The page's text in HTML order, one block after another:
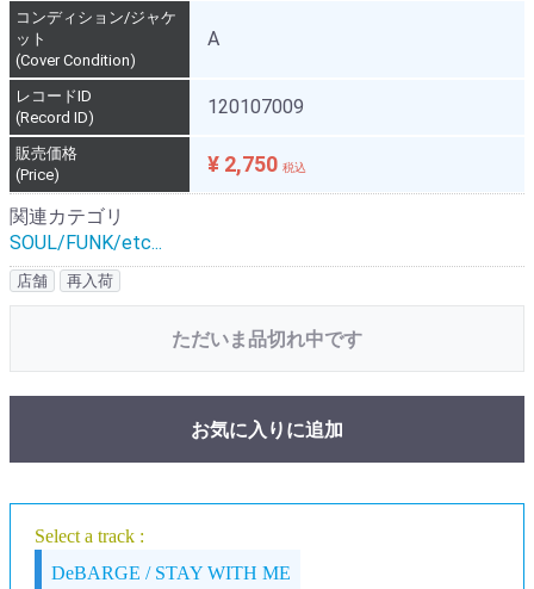
コンディション/ジャケ
ット
(Cover Condition)
A
レコードID
(Record ID)
120107009
販売価格
(Price)
¥ 2,750 税込
関連カテゴリ
SOUL/FUNK/etc...
店舗 再入荷
ただいま品切れ中です
お気に入りに追加
Select a track :
DeBARGE / STAY WITH ME